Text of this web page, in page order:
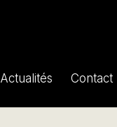
Actualités Contact